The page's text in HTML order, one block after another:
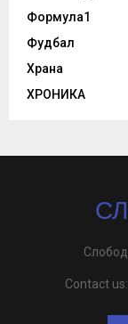
Формула1
Фудбал
Храна
ХРОНИКА
Contact us: